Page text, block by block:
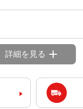
詳細を見る